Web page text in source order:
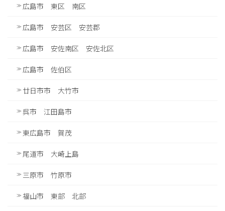
広島市 東区 南区
広島市 安芸区 安芸郡
広島市 安佐南区 安佐北区
広島市 佐伯区
廿日市市 大竹市
呉市 江田島市
東広島市 賀茂
尾道市 大崎上島
三原市 竹原市
福山市 東部 北部